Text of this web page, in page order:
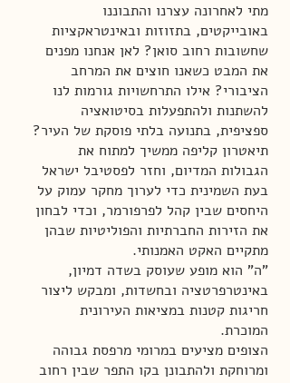
מתי לאחרונה עצרנו והתבוננו
באובייקטים, בתזוזות ובאינטראקציות
שחשובות רחוב סואן? לאן אנחנו מפנים
את המבט כשאנו חוצים את המרחב
הציבורי? אילו התרחשויות גורמות לנו
להשתנות ולהתפעלות בסיטואציה
ספציפית, בתנועה בלתי פוסקת של העיר?
תיאטרון קליפה ממשיך למתוח את
הגבולות המדיום, וחזר לפסטיבל ישראל
בעת השמינית כדי לערוך מחקר עמוק על
היחסים שבין קהל לפרפורמר, וכדי לבחון
את הזירות החברתיות והפוליטיות שבהן
מתקיים האקט האמנותי.
"ה" הוא מופע שעוסק בשדה דמיון,
באינטרפרטציה ובחשדות, ומבקש ליצור
חריגות קטנות במציאות העירונית
המוכרת.
הצופים מציעים במרומי מרפסת גבוהה
ומרוחקת ולהתבונן בקו התפר שבין רחוב